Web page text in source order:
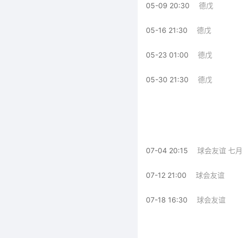
05-09 20:30 德戊
05-16 21:30 德戊
05-23 01:00 德戊
05-30 21:30 德戊
07-04 20:15 球会友谊 七月
07-12 21:00 球会友谊
07-18 16:30 球会友谊